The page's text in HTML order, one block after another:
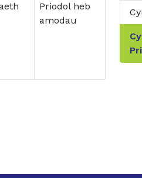
Priodol heb
amodau